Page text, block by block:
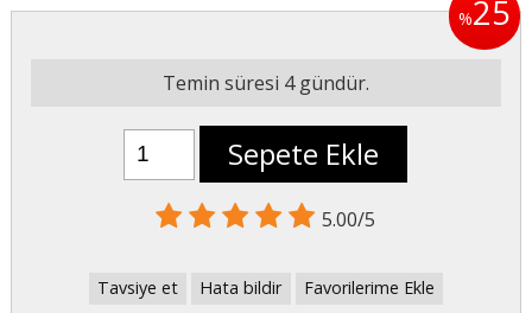
%25
Temin süresi 4 gündür.
Sepete Ekle
5.00/5
Tavsiye et Hata bildir Favorilerime Ekle